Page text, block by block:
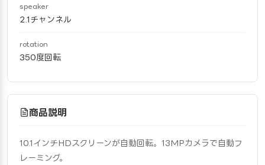
speaker
2.1チャンネル
rotation
350度回転
商品説明
10.1インチHDスクリーンが自動回転。13MPカメラで自動フ
レーミング。